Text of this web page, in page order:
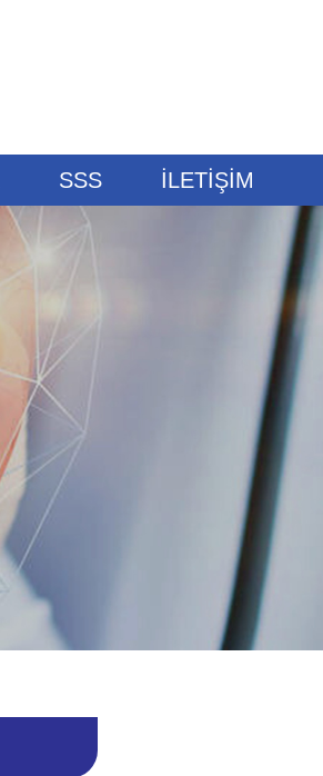
SSS İLETİŞİM